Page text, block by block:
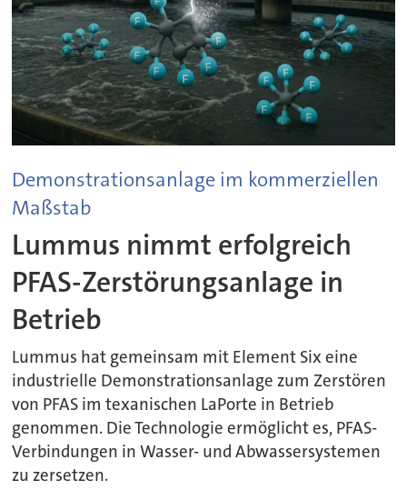
Demonstrationsanlage im kommerziellen
Maßstab
Lummus nimmt erfolgreich
PFAS-Zerstörungsanlage in
Betrieb
Lummus hat gemeinsam mit Element Six eine
industrielle Demonstrationsanlage zum Zerstören
von PFAS im texanischen LaPorte in Betrieb
genommen. Die Technologie ermöglicht es, PFAS-
Verbindungen in Wasser- und Abwassersystemen
zu zersetzen.